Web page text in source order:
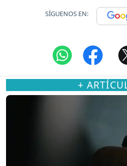
SÍGUENOS EN:
+